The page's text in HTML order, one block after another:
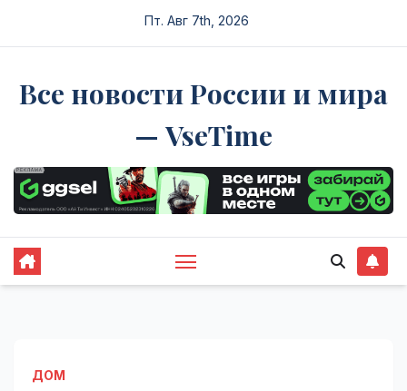
Пт. Авг 7th, 2026
Все новости России и мира
— VseTime
ДОМ